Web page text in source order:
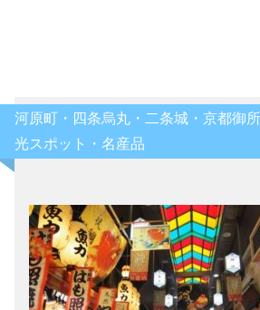
河原町・四条烏丸・二条城・京都御
光スポット・名産品